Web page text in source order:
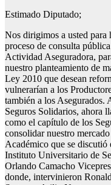
Estimado Diputado;
Nos dirigimos a usted para
proceso de consulta
Actividad Aseguradora,
nuestro planteamiento de
Ley 2010 que desean
vulnerarían a los
también a los Asegurados.
Seguros Solidarios, ahora
como el capítulo de los
consolidar nuestro
Académico que se discutió
Instituto Universitario de
Orlando Camacho
donde, intervinieron